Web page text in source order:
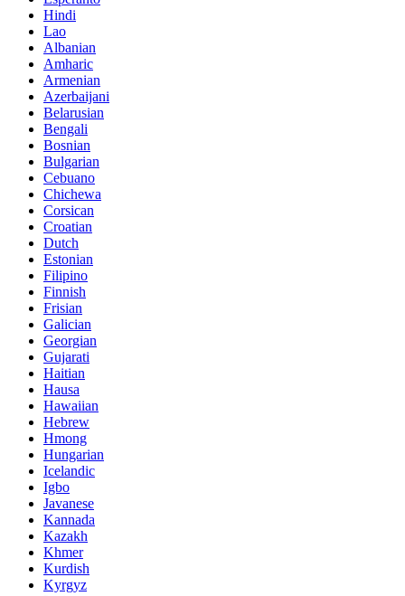
Hindi
Lao
Albanian
Amharic
Armenian
Azerbaijani
Belarusian
Bengali
Bosnian
Bulgarian
Cebuano
Chichewa
Corsican
Croatian
Dutch
Estonian
Filipino
Finnish
Frisian
Galician
Georgian
Gujarati
Haitian
Hausa
Hawaiian
Hebrew
Hmong
Hungarian
Icelandic
Igbo
Javanese
Kannada
Kazakh
Khmer
Kurdish
Kyrgyz